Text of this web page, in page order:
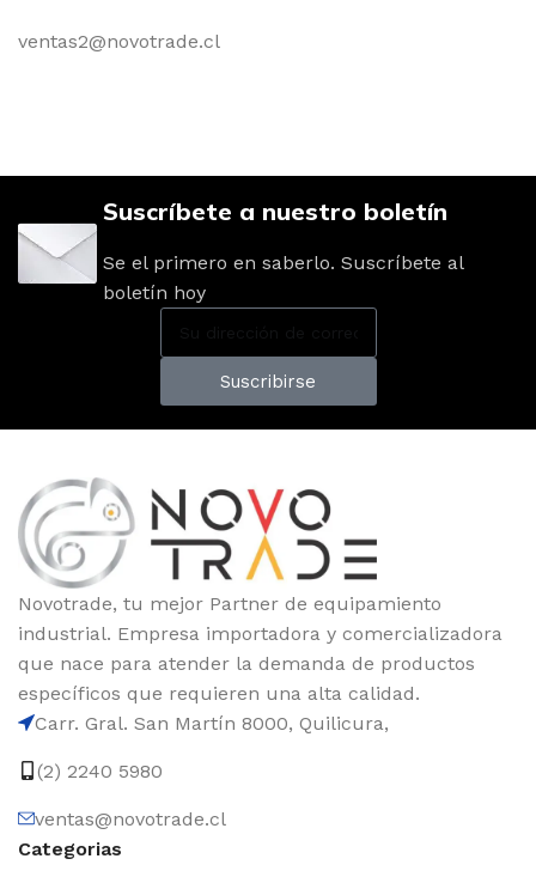
ventas2@novotrade.cl
Suscríbete a nuestro boletín
Se el primero en saberlo. Suscríbete al
boletín hoy
Suscribirse
Novotrade, tu mejor Partner de equipamiento
industrial. Empresa importadora y comercializadora
que nace para atender la demanda de productos
específicos que requieren una alta calidad.
Carr. Gral. San Martín 8000, Quilicura,
(2) 2240 5980
ventas@novotrade.cl
Categorias